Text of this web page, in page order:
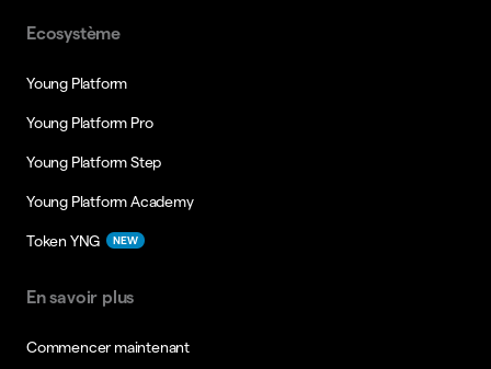
Ecosystème
Young Platform
Young Platform Pro
Young Platform Step
Young Platform Academy
Token YNG NEW
En savoir plus
Commencer maintenant